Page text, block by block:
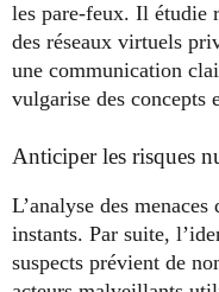
les pare-feux. Il étudie
des réseaux virtuels
une communication
vulgarise des concepts
Anticiper les risques
L’analyse des
instants. Par suite,
suspects prévient de